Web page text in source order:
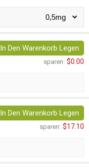
In Den Warenkorb Legen
sparen: $0.00
In Den Warenkorb Legen
sparen: $17.10